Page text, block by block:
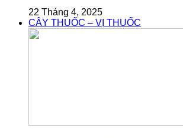
22 Tháng 4, 2025
CÂY THUỐC – VỊ THUỐC